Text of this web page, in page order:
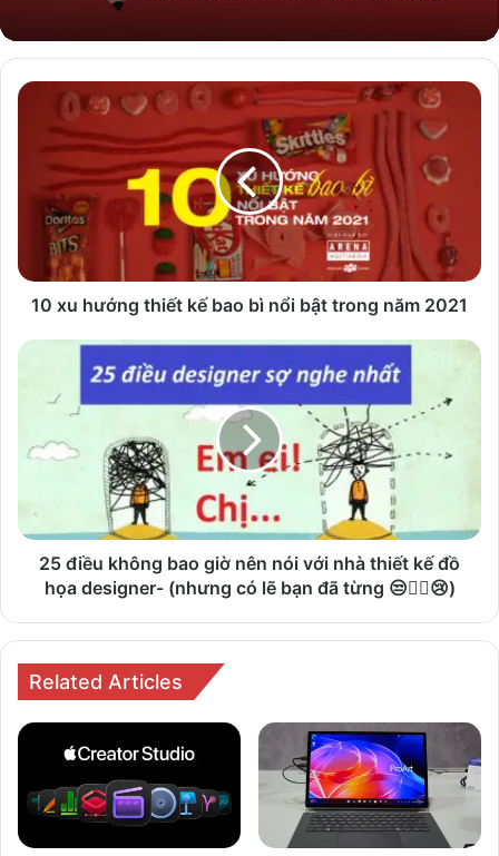
10
hướng
thiết
bật
trong
2021
10 xu hướng thiết kế bao bì nổi bật trong năm 2021
25
không
giờ
với
nhà
thiết
(nhưng
có
lẽ
từng
🤷‍♂️
25 điều không bao giờ nên nói với nhà thiết kế đồ
họa designer- (nhưng có lẽ bạn đã từng 😒🤷‍♂️😢)
Related Articles